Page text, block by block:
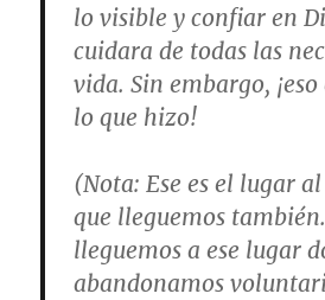
lo visible y confiar en
cuidara de todas las
vida. Sin embargo,
lo que hizo!
(Nota: Ese es el lugar
que lleguemos
lleguemos a ese lugar
abandonamos